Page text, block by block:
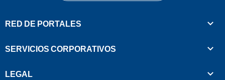
RED DE PORTALES
SERVICIOS CORPORATIVOS
LEGAL